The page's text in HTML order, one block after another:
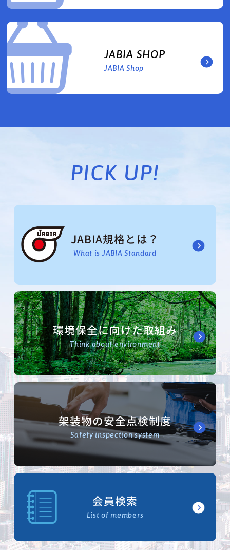
JABIA SHOP
JABIA Shop
PICK UP!
JABIA規格とは？
What is JABIA Standard
環境保全に向けた取組み
Think about environment
架装物の安全点検制度
Safety inspection system
会員検索
List of members